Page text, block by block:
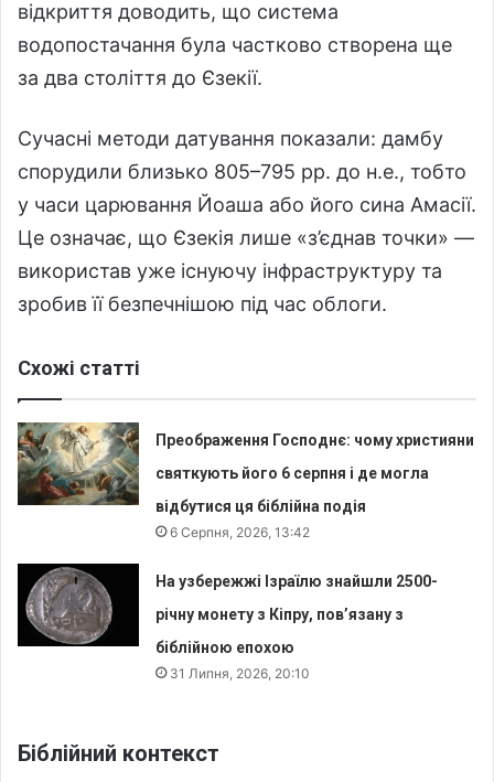
відкриття доводить, що система
водопостачання була частково створена ще
за два століття до Єзекії.
Сучасні методи датування показали: дамбу
спорудили близько 805–795 рр. до н.е., тобто
у часи царювання Йоаша або його сина Амасії.
Це означає, що Єзекія лише «з’єднав точки» —
використав уже існуючу інфраструктуру та
зробив її безпечнішою під час облоги.
Схожі статті
Преображення Господнє: чому християни
святкують його 6 серпня і де могла
відбутися ця біблійна подія
6 Серпня, 2026, 13:42
На узбережжі Ізраїлю знайшли 2500-
річну монету з Кіпру, пов’язану з
біблійною епохою
31 Липня, 2026, 20:10
Біблійний контекст